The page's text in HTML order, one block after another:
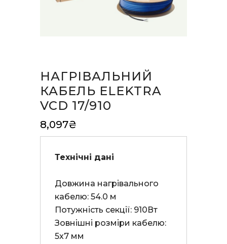
НАГРІВАЛЬНИЙ
КАБЕЛЬ ELEKTRA
VCD 17/910
8,097₴
Технічні дані
Довжина нагрівального
кабелю: 54.0 м
Потужність секції: 910Вт
Зовнішні розміри кабелю:
5х7 мм